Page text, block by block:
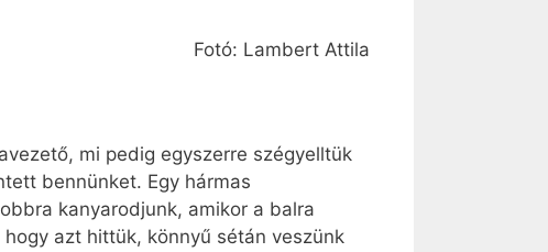
Fotó: Lambert Attila
mi pedig egyszerre szégyelltük
bennünket. Egy hármas
kanyarodjunk, amikor a balra
azt hittük, könnyű sétán veszünk